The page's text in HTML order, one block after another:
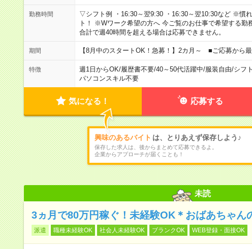
勤務時間
▽シフト例 ・16:30～翌9:30 ・16:30～翌10:30など ※慣
ト！ ※Wワーク希望の方へ 今ご覧のお仕事で希望する勤
合計で週40時間を超える場合は応募できません。
期間 【8月中のスタートOK！急募！】2カ月～ ■ご応募から
特徴 週1日からOK/履歴書不要/40～50代活躍中/服装自由/シフ
パソコンスキル不要
気になる！ 応募する
興味のあるバイト は、とりあえず保存しよう♪
保存した求人は、後からまとめて応募できるよ。
企業からアプローチが届くことも！
未読
3ヵ月で80万円稼ぐ！未経験OK＊おばあちゃん
派遣 職種未経験OK 社会人未経験OK ブランクOK WEB登録・面接OK